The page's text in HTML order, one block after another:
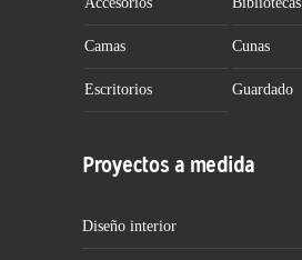
Camas Cunas
Escritorios Guardado
Proyectos a medida
Diseño interior